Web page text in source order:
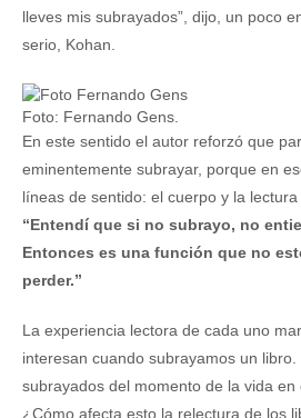
lleves mis subrayados”, dijo, un poco
serio, Kohan.
Foto: Fernando Gens.
En este sentido el autor reforzó que
eminentemente subrayar, porque en
líneas de sentido: el cuerpo y la lectura
“Entendí que si no subrayo, no
Entonces es una función que no
perder.”
La experiencia lectora de cada uno
interesan cuando subrayamos un
subrayados del momento de la vida
¿Cómo afecta esto la relectura de los